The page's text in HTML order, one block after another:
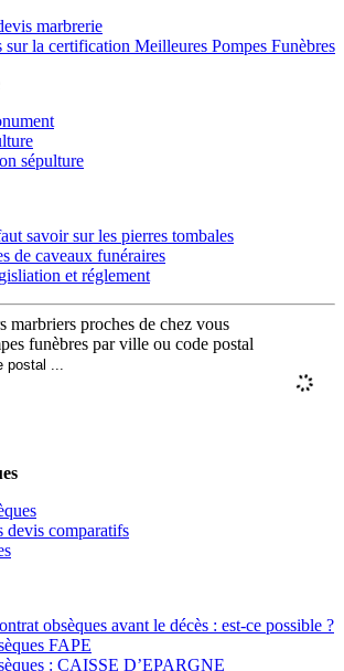
marbrerie
sur la certification Meilleures Pompes Funèbres
sépulture
savoir sur les pierres tombales
de caveaux funéraires
et réglement
marbriers proches de chez vous
funèbres par ville ou code postal
devis comparatifs
obsèques avant le décès : est-ce possible ?
FAPE
: CAISSE D’EPARGNE